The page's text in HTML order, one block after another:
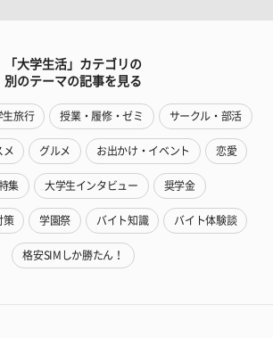
「大学生活」カテゴリの
別のテーマの記事を見る
生旅行 授業・履修・ゼミ サークル・部活
メ グルメ お出かけ・イベント 恋愛
集 大学生インタビュー 奨学金
策 学園祭 バイト知識 バイト体験談
格安SIMしか勝たん！